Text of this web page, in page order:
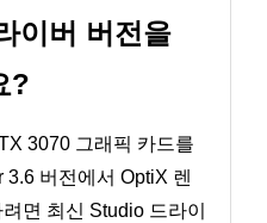
이버 버전을
?
3070 그래픽 카드를
3.6 버전에서 OptiX 렌
면 최신 Studio 드라이